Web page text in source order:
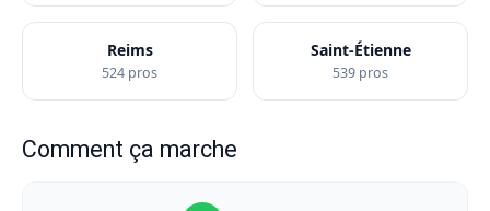
Reims
524 pros
Saint-Étienne
539 pros
Comment ça marche